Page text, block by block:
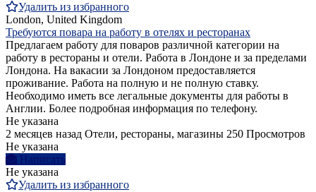
Удалить из избранного
London, United Kingdom
Требуются повара на работу в отелях и ресторанах
Предлагаем работу для поваров различной категории на
работу в рестораны и отели. Работа в Лондоне и за пределами
Лондона. На вакасии за Лондоном предоставляется
проживание. Работа на полную и не полную ставку.
Необходимо иметь все легальные документы для работы в
Англии. Более подробная информация по телефону.
Не указана
2 месяцев назад Отели, рестораны, магазины 250 Просмотров
Не указана
Написать
Не указана
Удалить из избранного